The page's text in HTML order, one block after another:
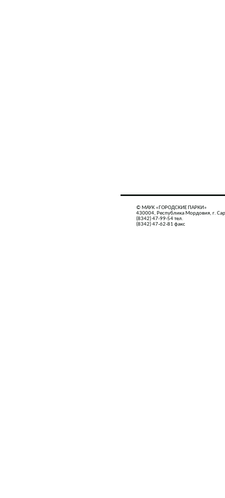
© МАУК «ГОРОДСКИЕ ПАРКИ»
430004, Республика Мордовия, г.
(8342) 47-99-54 тел.
(8342) 47-62-81 факс